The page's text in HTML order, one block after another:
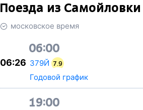
Поезда из Самойловки
московское время
06:00
06:26 379Й 7.9
Годовой график
19:00